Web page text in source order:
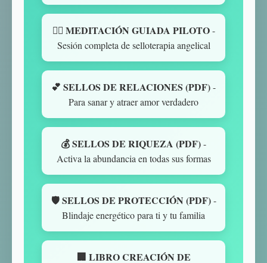
🧘‍♀️ MEDITACIÓN GUIADA PILOTO-
Sesión completa de selloterapia angelical
💕 SELLOS DE RELACIONES (PDF)-
Para sanar y atraer amor verdadero
💰 SELLOS DE RIQUEZA (PDF)-
Activa la abundancia en todas sus formas
🛡️ SELLOS DE PROTECCIÓN (PDF)-
Blindaje energético para ti y tu familia
🏢 LIBRO CREACIÓN DE